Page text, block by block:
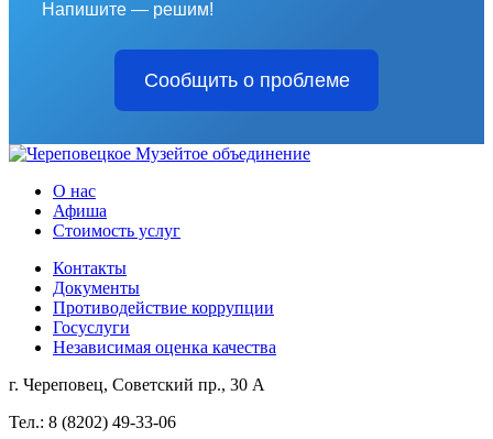
Напишите — решим!
Сообщить о проблеме
О нас
Афиша
Стоимость услуг
Контакты
Документы
Противодействие коррупции
Госуслуги
Независимая оценка качества
г. Череповец, Советский пр., 30 А
Тел.: 8 (8202) 49-33-06